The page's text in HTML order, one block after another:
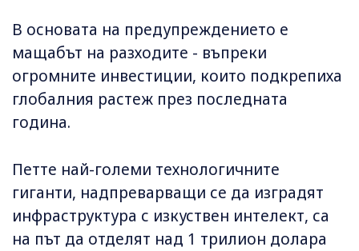
В основата на предупреждението е
мащабът на разходите - въпреки
огромните инвестиции, които подкрепиха
глобалния растеж през последната
година.
Петте най-големи технологичните
гиганти, надпреварващи се да изградят
инфраструктура с изкуствен интелект, са
на път да отделят над 1 трилион долара